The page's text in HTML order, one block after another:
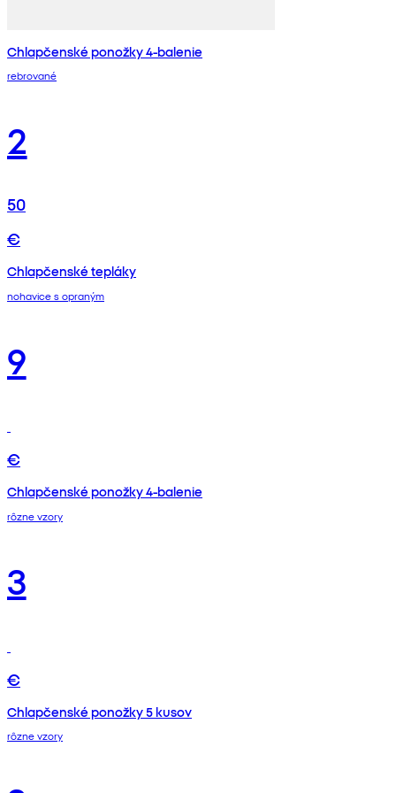
Chlapčenské ponožky 4-balenie
rebrované
2
50
€
Chlapčenské tepláky
nohavice s opraným
9
€
Chlapčenské ponožky 4-balenie
rôzne vzory
3
€
Chlapčenské ponožky 5 kusov
rôzne vzory